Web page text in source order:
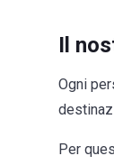
Il
Ogni
Per